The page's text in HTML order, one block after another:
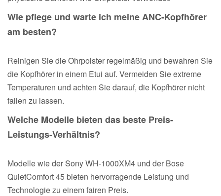
Wie pflege und warte ich meine ANC-Kopfhörer
am besten?
Reinigen Sie die Ohrpolster regelmäßig und bewahren Sie
die Kopfhörer in einem Etui auf. Vermeiden Sie extreme
Temperaturen und achten Sie darauf, die Kopfhörer nicht
fallen zu lassen.
Welche Modelle bieten das beste Preis-
Leistungs-Verhältnis?
Modelle wie der Sony WH-1000XM4 und der Bose
QuietComfort 45 bieten hervorragende Leistung und
Technologie zu einem fairen Preis.